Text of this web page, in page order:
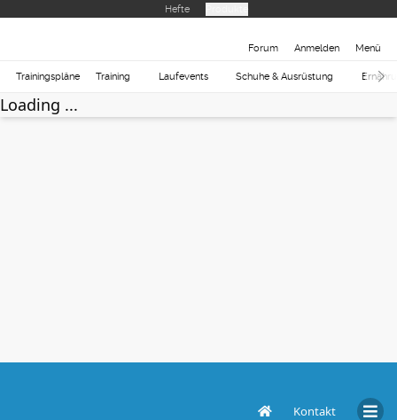
Hefte
Forum Anmelden Menü
Trainingspläne Training Laufevents Schuhe & Ausrüstung
Loading ...
Kontakt